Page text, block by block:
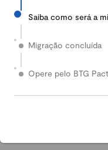
2024
Em 2024, nossa
Enquanto isso, quem
Saiba como será a
Migração concluída
Opere pelo BTG